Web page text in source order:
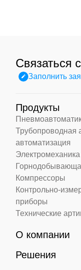
Связаться
Заполнить
Продукты
Трубопроводная
автоматизация
Компрессоры
Контрольно-
приборы
Технические
О компании
Решения